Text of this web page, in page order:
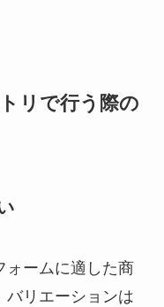
リで行う際の
ォームに適した商
バリエーションは